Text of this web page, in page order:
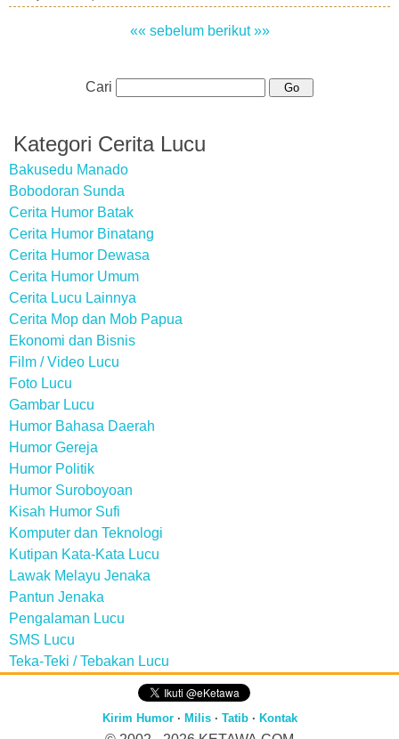
«« sebelum berikut »»
Cari
Kategori Cerita Lucu
Bakusedu Manado
Bobodoran Sunda
Cerita Humor Batak
Cerita Humor Binatang
Cerita Humor Dewasa
Cerita Humor Umum
Cerita Lucu Lainnya
Cerita Mop dan Mob Papua
Ekonomi dan Bisnis
Film / Video Lucu
Foto Lucu
Gambar Lucu
Humor Bahasa Daerah
Humor Gereja
Humor Politik
Humor Suroboyoan
Kisah Humor Sufi
Komputer dan Teknologi
Kutipan Kata-Kata Lucu
Lawak Melayu Jenaka
Pantun Jenaka
Pengalaman Lucu
SMS Lucu
Teka-Teki / Tebakan Lucu
Kirim Humor· Milis· Tatib· Kontak